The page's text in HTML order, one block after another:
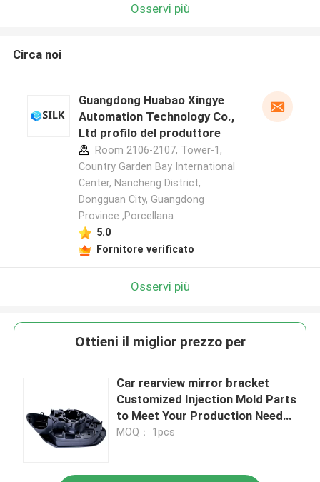
Osservi più
Circa noi
Guangdong Huabao Xingye
Automation Technology Co.,
Ltd profilo del produttore
Room 2106-2107, Tower-1,
Country Garden Bay International
Center, Nancheng District,
Dongguan City, Guangdong
Province ,Porcellana
5.0
Fornitore verificato
Osservi più
Ottieni il miglior prezzo per
Car rearview mirror bracket
Customized Injection Mold Parts
to Meet Your Production Needs
(Componenti di stampo di
MOQ： 1pcs